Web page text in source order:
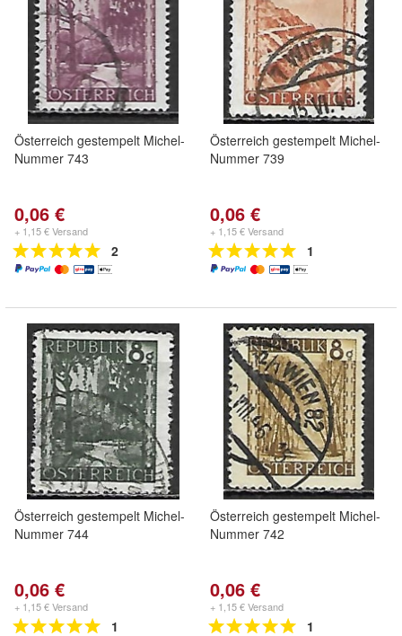
Österreich gestempelt Michel-
Nummer 743
0,06 €
+ 1,15 € Versand
2
Österreich gestempelt Michel-
Nummer 739
0,06 €
+ 1,15 € Versand
1
Österreich gestempelt Michel-
Nummer 744
0,06 €
+ 1,15 € Versand
1
Österreich gestempelt Michel-
Nummer 742
0,06 €
+ 1,15 € Versand
1